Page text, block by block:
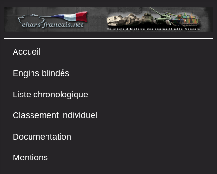
Accueil
Engins blindés
Liste chronologique
Classement individuel
Documentation
Mentions